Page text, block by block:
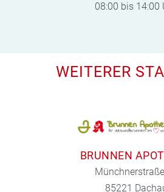
08:00 bis 14:00
WEITERER
BRUNNEN
85221